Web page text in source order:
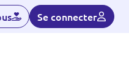
Se connecter